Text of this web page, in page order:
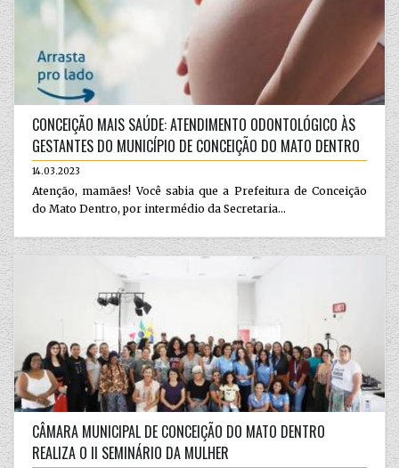
CONCEIÇÃO MAIS SAÚDE: ATENDIMENTO ODONTOLÓGICO ÀS
GESTANTES DO MUNICÍPIO DE CONCEIÇÃO DO MATO DENTRO
14.03.2023
Atenção, mamães! Você sabia que a Prefeitura de Conceição
do Mato Dentro, por intermédio da Secretaria...
CÂMARA MUNICIPAL DE CONCEIÇÃO DO MATO DENTRO
REALIZA O II SEMINÁRIO DA MULHER